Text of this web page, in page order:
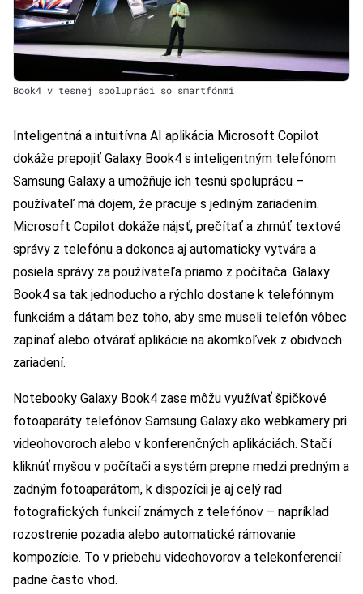
Book4 v tesnej spolupráci so smartfónmi
Inteligentná a intuitívna AI aplikácia Microsoft Copilot
dokáže prepojiť Galaxy Book4 s inteligentným telefónom
Samsung Galaxy a umožňuje ich tesnú spoluprácu –
používateľ má dojem, že pracuje s jediným zariadením.
Microsoft Copilot dokáže nájsť, prečítať a zhrnúť textové
správy z telefónu a dokonca aj automaticky vytvára a
posiela správy za používateľa priamo z počítača. Galaxy
Book4 sa tak jednoducho a rýchlo dostane k telefónnym
funkciám a dátam bez toho, aby sme museli telefón vôbec
zapínať alebo otvárať aplikácie na akomkoľvek z obidvoch
zariadení.
Notebooky Galaxy Book4 zase môžu využívať špičkové
fotoaparáty telefónov Samsung Galaxy ako webkamery pri
videohovoroch alebo v konferenčných aplikáciách. Stačí
kliknúť myšou v počítači a systém prepne medzi predným a
zadným fotoaparátom, k dispozícii je aj celý rad
fotografických funkcií známych z telefónov – napríklad
rozostrenie pozadia alebo automatické rámovanie
kompozície. To v priebehu videohovorov a telekonferencií
padne často vhod.